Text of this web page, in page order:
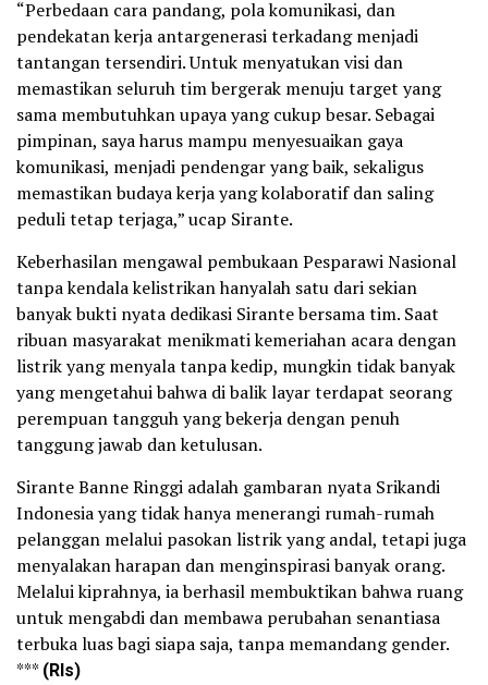
“Perbedaan cara pandang, pola komunikasi, dan
pendekatan kerja antargenerasi terkadang menjadi
tantangan tersendiri. Untuk menyatukan visi dan
memastikan seluruh tim bergerak menuju target yang
sama membutuhkan upaya yang cukup besar. Sebagai
pimpinan, saya harus mampu menyesuaikan gaya
komunikasi, menjadi pendengar yang baik, sekaligus
memastikan budaya kerja yang kolaboratif dan saling
peduli tetap terjaga,” ucap Sirante.
Keberhasilan mengawal pembukaan Pesparawi Nasional
tanpa kendala kelistrikan hanyalah satu dari sekian
banyak bukti nyata dedikasi Sirante bersama tim. Saat
ribuan masyarakat menikmati kemeriahan acara dengan
listrik yang menyala tanpa kedip, mungkin tidak banyak
yang mengetahui bahwa di balik layar terdapat seorang
perempuan tangguh yang bekerja dengan penuh
tanggung jawab dan ketulusan.
Sirante Banne Ringgi adalah gambaran nyata Srikandi
Indonesia yang tidak hanya menerangi rumah-rumah
pelanggan melalui pasokan listrik yang andal, tetapi juga
menyalakan harapan dan menginspirasi banyak orang.
Melalui kiprahnya, ia berhasil membuktikan bahwa ruang
untuk mengabdi dan membawa perubahan senantiasa
terbuka luas bagi siapa saja, tanpa memandang gender.
*** (Rls)